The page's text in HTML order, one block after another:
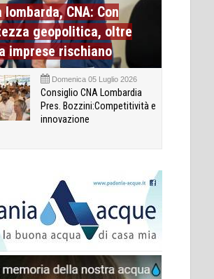
CNA: Con
geopolitica, oltre
imprese rischiano
Domenica 05 Luglio 2026
Consiglio CNA Lombardia
Pres. Bozzini:Competitività e
innovazione